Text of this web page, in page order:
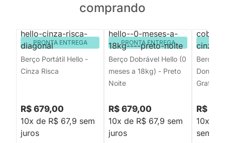
comprando
PRONTA ENTREGA
Berço Portátil Hello -
Cinza Risca
R$ 679,00
10x de R$ 67,9 sem
juros
PRONTA ENTREGA
Berço Dobrável Hello (0
meses a 18kg) - Preto
Noite
R$ 679,00
10x de R$ 67,9 sem
juros
Berço
Grafite
R$
10x de
sem